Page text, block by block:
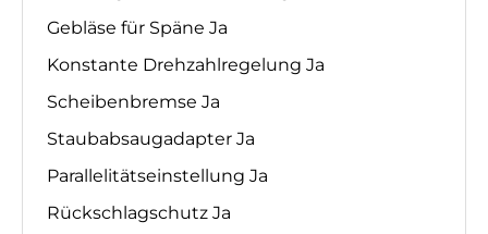
Gebläse für Späne Ja
Konstante Drehzahlregelung Ja
Scheibenbremse Ja
Staubabsaugadapter Ja
Parallelitätseinstellung Ja
Rückschlagschutz Ja